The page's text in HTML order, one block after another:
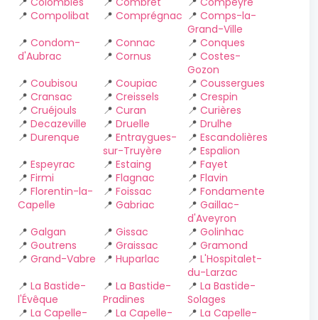
📍 Compolibat 📍 Comprégnac 📍Comps-la-
Grand-Ville
📍 Condom-
d'Aubrac
📍 Connac 📍Conques
📍 Cornus 📍Costes-
Gozon
📍 Coubisou 📍 Coupiac 📍Coussergues
📍 Cransac 📍 Creissels 📍Crespin
📍 Cruéjouls 📍 Curan 📍Curières
📍 Decazeville 📍 Druelle 📍Drulhe
📍 Durenque 📍 Entraygues-
sur-Truyère
📍Escandolières
📍Espalion
📍 Espeyrac 📍 Estaing 📍Fayet
📍 Firmi 📍 Flagnac 📍Flavin
📍 Florentin-la-
Capelle
📍 Foissac 📍Fondamente
📍 Gabriac 📍Gaillac-
d'Aveyron
📍 Galgan 📍 Gissac 📍Golinhac
📍 Goutrens 📍 Graissac 📍Gramond
📍 Grand-Vabre 📍 Huparlac 📍L'Hospitalet-
du-Larzac
📍 La Bastide-
l'Évêque
📍 La Bastide-
Pradines
📍La Bastide-
Solages
📍 La Capelle-
📍 La Capelle-
📍La Capelle-